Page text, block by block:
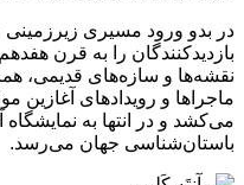
در بدو ورود مسیری
بازدیدکنندگان را به قرن
نقشه‌ها و سازه‌های قدیمی،
ماجراها و رویدادهای آغازین
می‌کشد و در انتها به نمایشگاه
باستان‌شناسی جهان می‌رسد.